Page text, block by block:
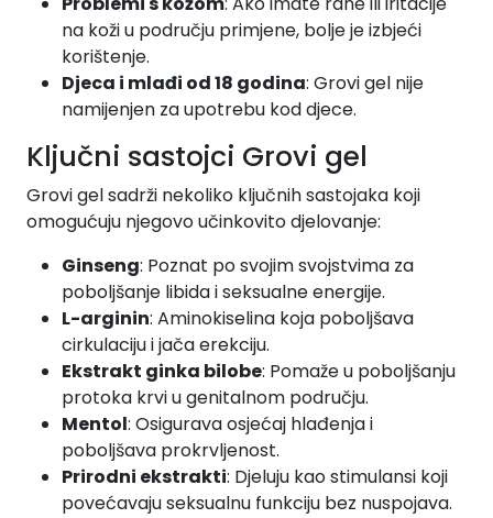
na koži u području primjene, bolje je izbjeći
korištenje.
Djeca i mlađi od 18 godina: Grovi gel nije
namijenjen za upotrebu kod djece.
Ključni sastojci Grovi gel
Grovi gel sadrži nekoliko ključnih sastojaka koji
omogućuju njegovo učinkovito djelovanje:
Ginseng: Poznat po svojim svojstvima za
poboljšanje libida i seksualne energije.
L-arginin: Aminokiselina koja poboljšava
cirkulaciju i jača erekciju.
Ekstrakt ginka bilobe: Pomaže u poboljšanju
protoka krvi u genitalnom području.
Mentol: Osigurava osjećaj hlađenja i
poboljšava prokrvljenost.
Prirodni ekstrakti: Djeluju kao stimulansi koji
povećavaju seksualnu funkciju bez nuspojava.